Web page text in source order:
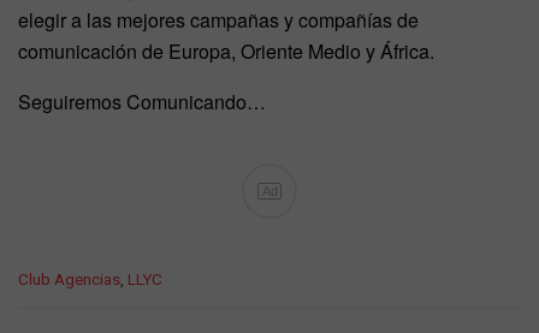
elegir a las mejores campañas y compañías de
comunicación de Europa, Oriente Medio y África.
Seguiremos Comunicando…
Ad
C
Club Agencias, LLYC